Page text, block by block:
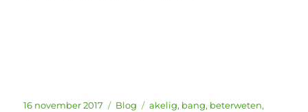
Geplaatst
16 november 2017 Categorieën
Blog Tags
akelig, bang, beterweten,